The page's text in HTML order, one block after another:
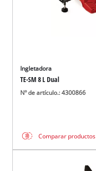
Ingletadora
TE-SM 8 L Dual
Nº de artículo.: 4300866
Comparar productos